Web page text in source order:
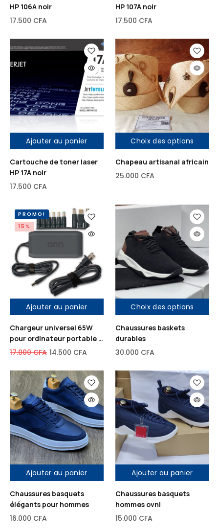
HP 106A noir
17.500 CFA
HP 107A noir
17.500 CFA
Ajouter au panier
Cartouche de toner laser
HP 17A noir
17.500 CFA
Choix des options
Chapeau artisanal africain
25.000 CFA
Ajouter au panier
PROMO!
15%
Chargeur universel 65W
pour ordinateur portable –
Compatible HP, Dell,
17.000CFA 14.500 CFA
Choix des options
Chaussures baskets
durables
30.000 CFA
Ajouter au panier
Chaussures basquets
élégants pour hommes
16.000 CFA
Ajouter au panier
Chaussures basquets
hommes ovni
15.000 CFA